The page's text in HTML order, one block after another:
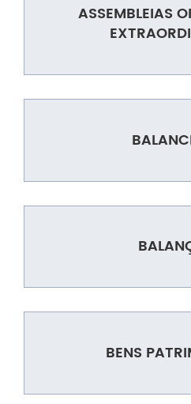
ASSEMBLEIAS
BENS